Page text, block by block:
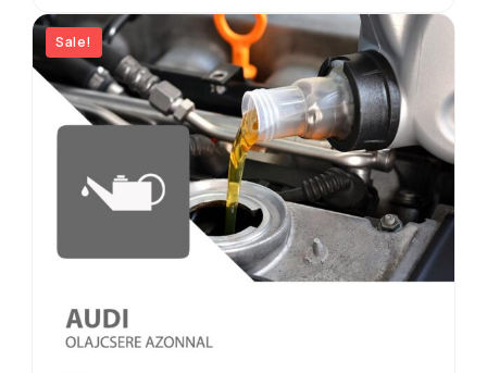
Sale!